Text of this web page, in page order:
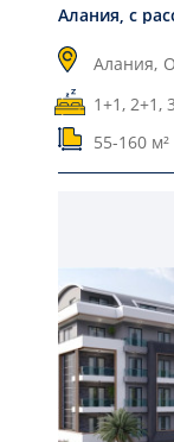
Алания, с
Алания,
1+1, 2+1,
55-160 м²